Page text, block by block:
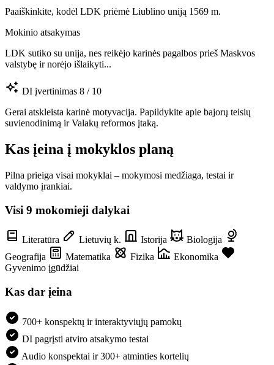
Paaiškinkite, kodėl LDK priėmė Liublino uniją 1569 m.
Mokinio atsakymas
LDK sutiko su unija, nes reikėjo karinės pagalbos prieš Maskvos
valstybę ir norėjo išlaikyti...
DI įvertinimas 8 / 10
Gerai atskleista karinė motyvacija. Papildykite apie bajorų teisių
suvienodinimą ir Valakų reformos įtaką.
Kas įeina į mokyklos planą
Pilna prieiga visai mokyklai – mokymosi medžiaga, testai ir
valdymo įrankiai.
Visi 9 mokomieji dalykai
Literatūra Lietuvių k. Istorija
Biologija
Geografija
Matematika Fizika
Ekonomika
Gyvenimo įgūdžiai
Kas dar įeina
700+ konspektų ir interaktyviųjų pamokų
DI pagrįsti atviro atsakymo testai
Audio konspektai ir 300+ atminties kortelių